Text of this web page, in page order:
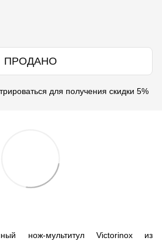
ПРОДАНО
для получения скидки 5%
нож-мультитул Victorinox из